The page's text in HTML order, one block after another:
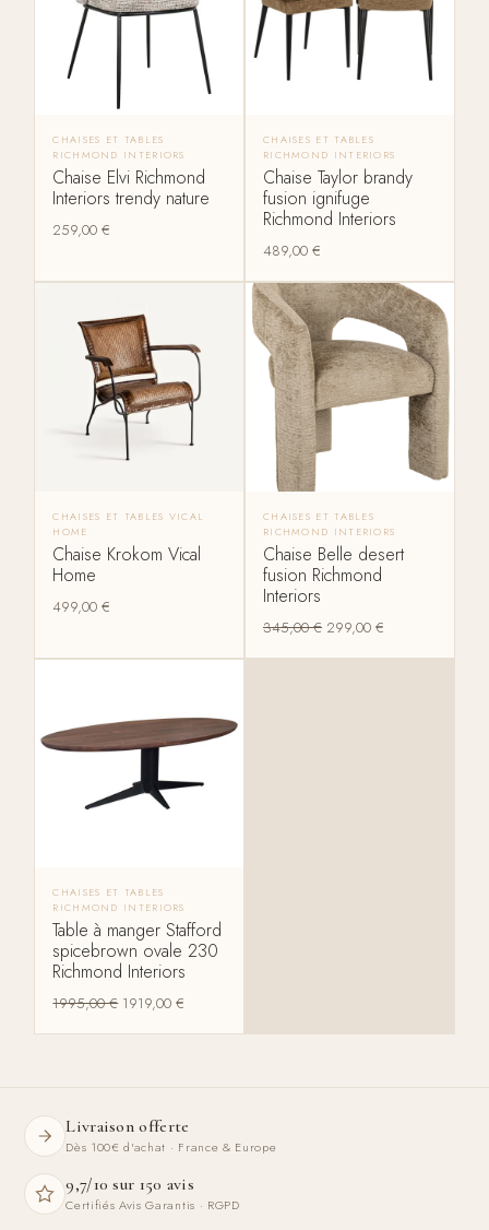
CHAISES ET TABLES
RICHMOND INTERIORS
Chaise Elvi Richmond
Interiors trendy nature
259,00€
CHAISES ET TABLES
RICHMOND INTERIORS
Chaise Taylor brandy
fusion ignifuge
Richmond Interiors
489,00 €
CHAISES ET TABLES VICAL
HOME
Chaise Krokom Vical
Home
499,00€
CHAISES ET TABLES
RICHMOND INTERIORS
Chaise Belle desert
fusion Richmond
Interiors
345,00€ 299,00 €
CHAISES ET TABLES
RICHMOND INTERIORS
Table à manger Stafford
spicebrown ovale 230
Richmond Interiors
1995,00€ 1919,00€
Livraison offerte
Dès 100€ d'achat · France & Europe
9,7/10 sur 150 avis
Certifiés Avis Garantis · RGPD